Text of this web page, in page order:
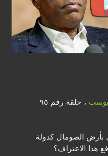
، حلقة رقم ٩٥
بأرض الصومال كدولة
هذا الاعتراف؟